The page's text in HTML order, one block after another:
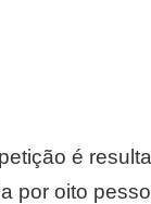
é
por oito